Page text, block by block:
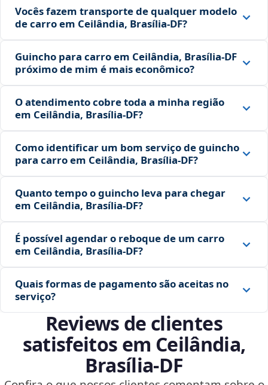
Vocês fazem transporte de qualquer modelo
de carro em Ceilândia, Brasília‑DF?
Guincho para carro em Ceilândia, Brasília‑DF
próximo de mim é mais econômico?
O atendimento cobre toda a minha região
em Ceilândia, Brasília‑DF?
Como identificar um bom serviço de guincho
para carro em Ceilândia, Brasília‑DF?
Quanto tempo o guincho leva para chegar
em Ceilândia, Brasília‑DF?
É possível agendar o reboque de um carro
em Ceilândia, Brasília‑DF?
Quais formas de pagamento são aceitas no
serviço?
Reviews de clientes
satisfeitos em Ceilândia,
Brasília‑DF